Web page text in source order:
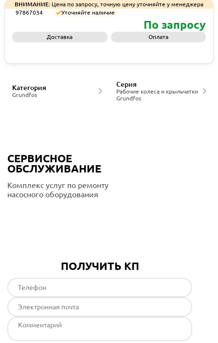
ВНИМАНИЕ: Цена по запросу, точную цену уточняйте у менеджера
97867034
Уточняйте наличие
По запросу
Доставка Оплата
Grundfos
Категория
Рабочие колеса и крыльчатки
Grundfos
Серия
СЕРВИСНОЕ
ОБСЛУЖИВАНИЕ
Комплекс услуг по ремонту
насосного оборудования
ПОЛУЧИТЬ КП